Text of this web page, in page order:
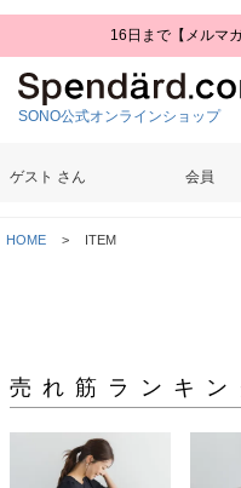
16日まで【メルマ
SONO公式オンラインショップ
ゲスト さん 会員
HOME ITEM
売れ筋ランキン